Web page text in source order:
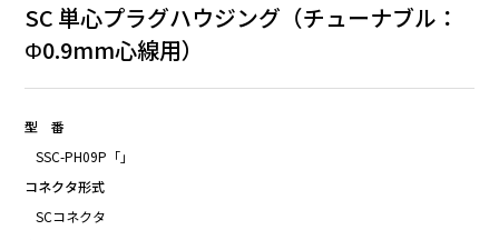
SC 単心プラグハウジング（チューナブル：
Φ0.9mm心線用）
型 番
SSC-PH09P「」
コネクタ形式
SCコネクタ